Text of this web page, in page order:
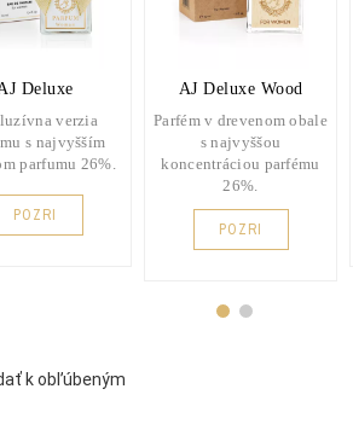
Deluxe
verzia
s najvyšším
parfumu 26%.
POZRI
AJ Deluxe Wood
Parfém v drevenom obale
s najvyššou
koncentráciou parfému
26%.
POZRI
k obľúbeným